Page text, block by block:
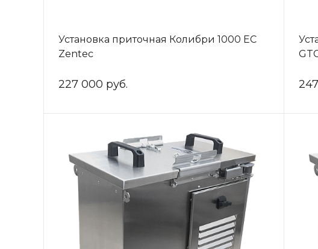
Установка приточная Колибри 1000 ЕС
Zentec
227 000 руб.